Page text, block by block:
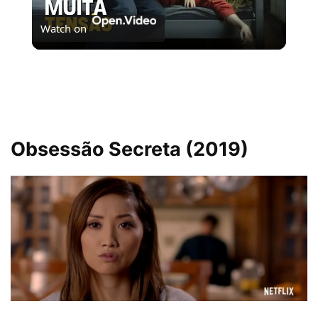
Video
Watch on
Obsessão Secreta (2019)